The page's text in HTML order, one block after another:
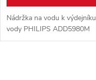
Nádržka na vodu k výdejníku
vody PHILIPS ADD5980M